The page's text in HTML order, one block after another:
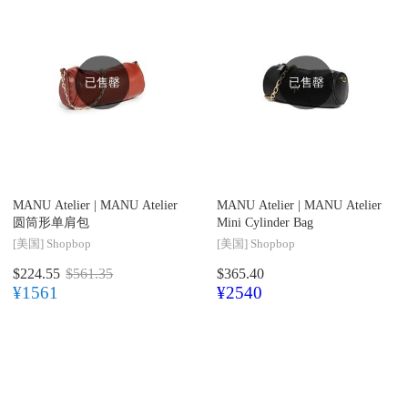
已售罄
MANU Atelier | MANU Atelier
圆筒形单肩包
[美国] Shopbop
$224.55 $561.35
¥1561
已售罄
MANU Atelier | MANU Atelier
Mini Cylinder Bag
[美国] Shopbop
$365.40
¥2540